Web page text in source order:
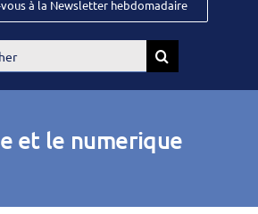
à la Newsletter hebdomadaire
et le numerique